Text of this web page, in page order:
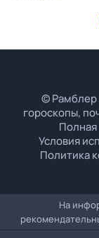
© Рамблер
гороскопы,
Полная
Условия
Политика
На